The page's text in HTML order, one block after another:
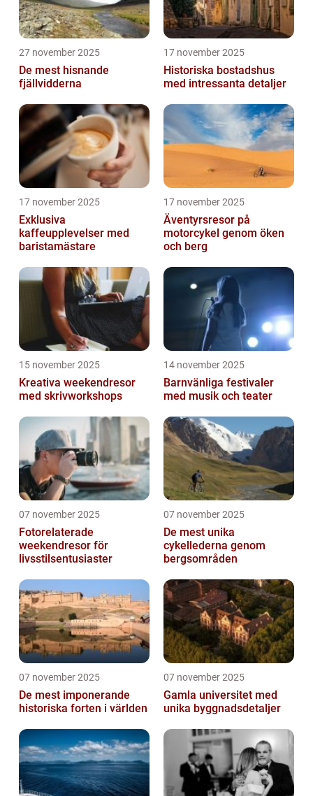
27 november 2025
De mest hisnande
fjällvidderna
17 november 2025
Historiska bostadshus
med intressanta detaljer
17 november 2025
Exklusiva
kaffeupplevelser med
baristamästare
17 november 2025
Äventyrsresor på
motorcykel genom öken
och berg
15 november 2025
Kreativa weekendresor
med skrivworkshops
14 november 2025
Barnvänliga festivaler
med musik och teater
07 november 2025
Fotorelaterade
weekendresor för
livsstilsentusiaster
07 november 2025
De mest unika
cykellederna genom
bergsområden
07 november 2025
De mest imponerande
historiska forten i världen
07 november 2025
Gamla universitet med
unika byggnadsdetaljer